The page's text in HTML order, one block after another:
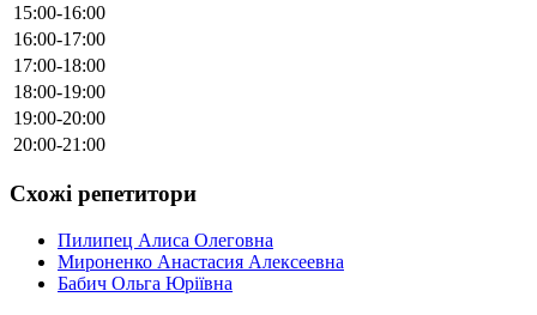
15:00-16:00
16:00-17:00
17:00-18:00
18:00-19:00
19:00-20:00
20:00-21:00
Схожі репетитори
Пилипец Алиса Олеговна
Мироненко Анастасия Алексеевна
Бабич Ольга Юріївна